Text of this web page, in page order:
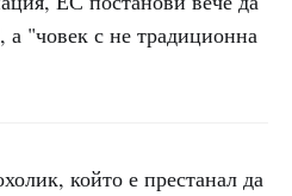
а "човек с не традиционна
който е престанал да